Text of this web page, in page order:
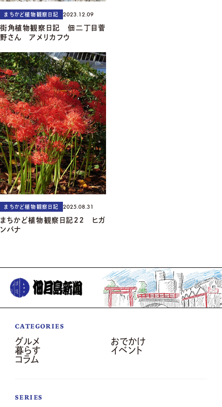
まちかど植物観察日記 2023.12.09
街角植物観察日記 佃二丁目菅
野さん アメリカフウ
まちかど植物観察日記 2025.08.31
まちかど植物観察日記22 ヒガ
ンバナ
CATEGORIES
グルメ
おでかけ
暮らす
イベント
コラム
SERIES